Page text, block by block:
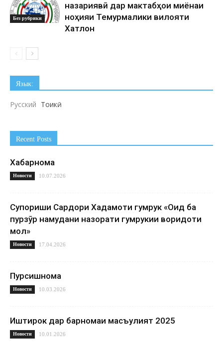
Без рубрики
назариявӣ дар мактабҳои миёнаи
ноҳияи Темурмалики вилояти
Хатлон
Язык:
Русский Тоҷикӣ
Recent Posts
Хабарнома
Новости 10.07.2026
Супориши Сардори Хадамоти гумрук «Оид ба
пурзӯр намудани назорати гумрукии воридоти
мол»
Новости 17.04.2026
Пурсишнома
Новости 10.03.2026
Иштирок дар барномаи масъулият 2025
Новости 10.01.2026